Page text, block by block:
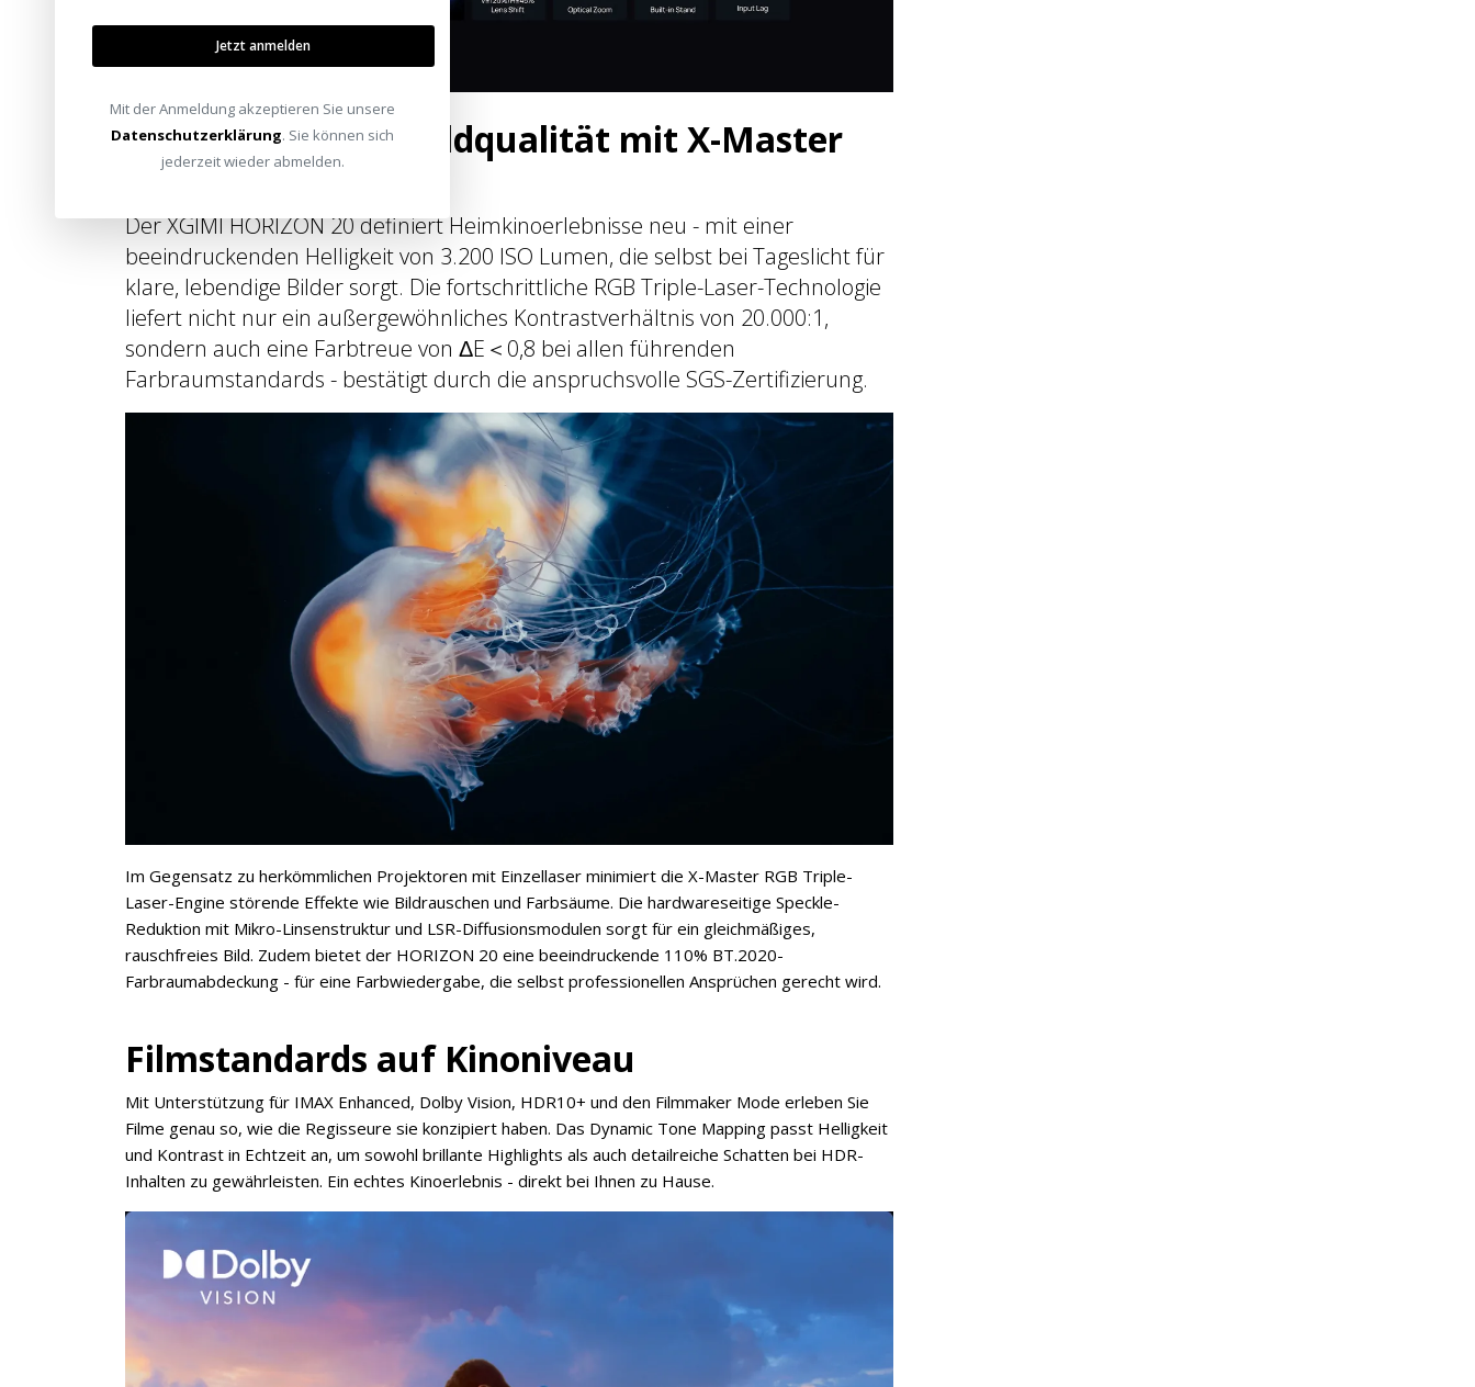
Beeindruckende Bildqualität mit X-Master
RGB Triple-Laser
Der XGIMI HORIZON 20 definiert Heimkinoerlebnisse neu - mit einer
beeindruckenden Helligkeit von 3.200 ISO Lumen, die selbst bei Tageslicht für
klare, lebendige Bilder sorgt. Die fortschrittliche RGB Triple-Laser-Technologie
liefert nicht nur ein außergewöhnliches Kontrastverhältnis von 20.000:1,
sondern auch eine Farbtreue von ΔE＜0,8 bei allen führenden
Farbraumstandards - bestätigt durch die anspruchsvolle SGS-Zertifizierung.
Im Gegensatz zu herkömmlichen Projektoren mit Einzellaser minimiert die X-Master RGB Triple-
Laser-Engine störende Effekte wie Bildrauschen und Farbsäume. Die hardwareseitige Speckle-
Reduktion mit Mikro-Linsenstruktur und LSR-Diffusionsmodulen sorgt für ein gleichmäßiges,
rauschfreies Bild. Zudem bietet der HORIZON 20 eine beeindruckende 110% BT.2020-
Farbraumabdeckung - für eine Farbwiedergabe, die selbst professionellen Ansprüchen gerecht wird.
Filmstandards auf Kinoniveau
Mit Unterstützung für IMAX Enhanced, Dolby Vision, HDR10+ und den Filmmaker Mode erleben Sie
Filme genau so, wie die Regisseure sie konzipiert haben. Das Dynamic Tone Mapping passt Helligkeit
und Kontrast in Echtzeit an, um sowohl brillante Highlights als auch detailreiche Schatten bei HDR-
Inhalten zu gewährleisten. Ein echtes Kinoerlebnis - direkt bei Ihnen zu Hause.
Jetzt anmelden
Mit der Anmeldung akzeptieren Sie unsere
Datenschutzerklärung. Sie können sich
jederzeit wieder abmelden.